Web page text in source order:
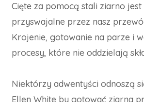
Cięte za pomocą stali ziarno jest
przyswajalne przez nasz
Krojenie, gotowanie na parze i
procesy, które nie oddzielają
Niektórzy adwentyści odnoszą
Ellen White by gotować ziarna